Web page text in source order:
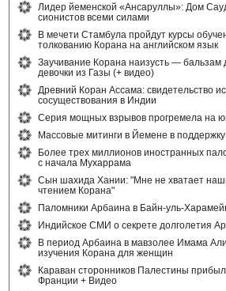
Лидер йеменской «Ансаруллы»: Дом
сионистов всеми силами
В мечети Стамбула пройдут курсы
толкованию Корана на английском язык
Заучивание Корана наизусть —
девочки из Газы (+ видео)
Древний Коран Ассама: свидетельство
сосуществования в Индии
Серия мощных взрывов прогремела на
Массовые митинги в Йемене в
Более трех миллионов иностранных
с начала Мухаррама
Сын шахида Хании: "Мне не хватает
чтением Корана"
Паломники Арбаина в Байн-уль-
Индийское СМИ о секрете долголетия
В период Арбаина в мавзолее Имама
изучения Корана для женщин
Караван сторонников Палестины
Франции + Видео